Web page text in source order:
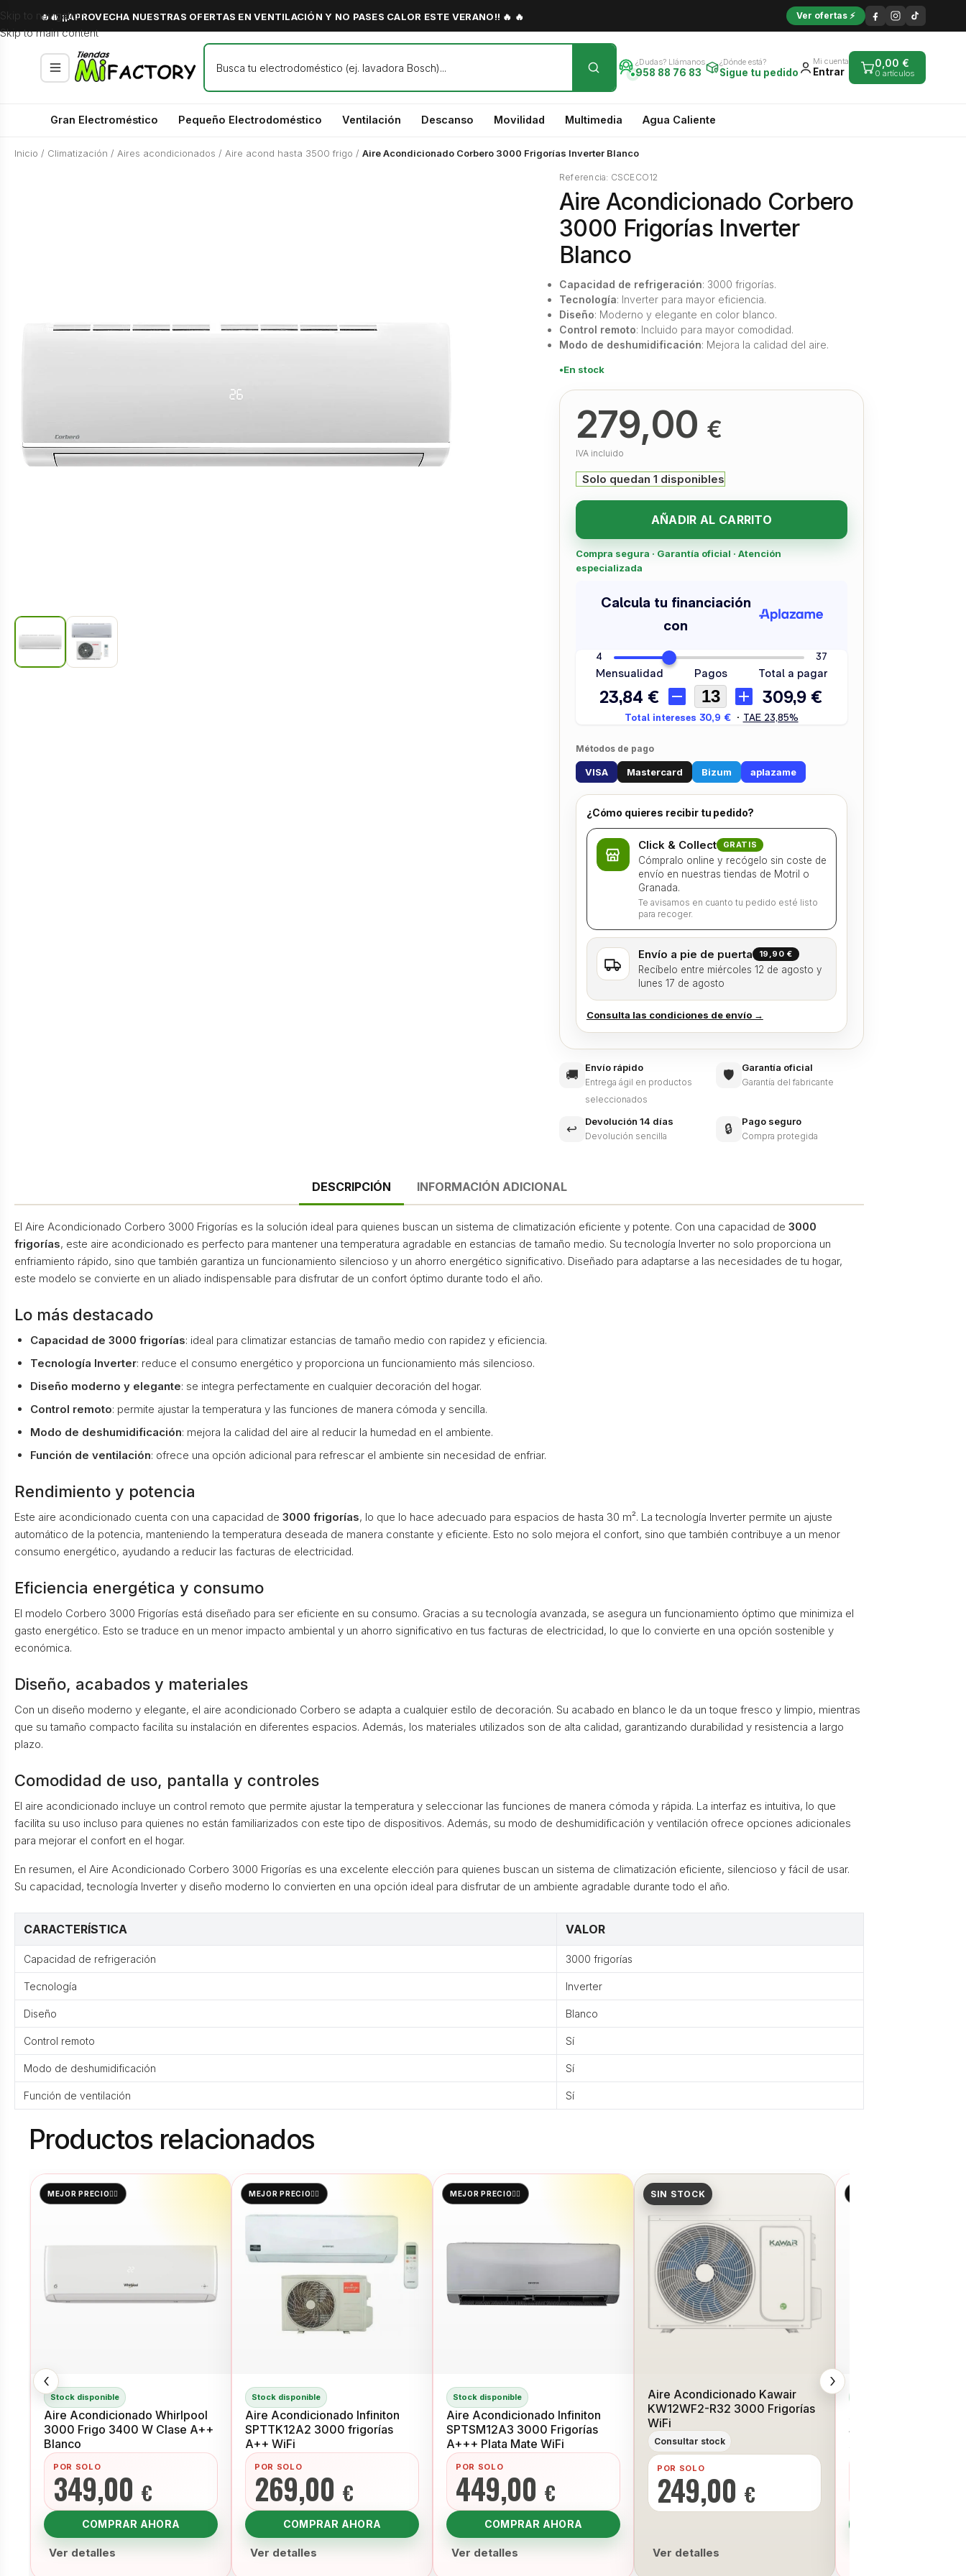
🔥🔥 ¡¡APROVECHA NUESTRAS OFERTAS EN VENTILACIÓN Y NO PASES CALOR ESTE VERANO!! 🔥 🔥 Ver ofertas ⚡
¿Dudas? Llámanos
958 88 76 83
¿Dónde está?
Sigue tu pedido
Mi cuenta
Entrar
0,00 €
0 artículos
Gran Electroméstico Pequeño Electrodoméstico Ventilación Descanso Movilidad Multimedia Agua Caliente
Skip to navigation
Skip to main content
Inicio / Climatización / Aires acondicionados / Aire acond hasta 3500 frigo / Aire Acondicionado Corbero 3000 Frigorías Inverter Blanco
Referencia: CSCECO12
Aire Acondicionado Corbero
3000 Frigorías Inverter
Blanco
Capacidad de refrigeración: 3000 frigorías.
Tecnología: Inverter para mayor eficiencia.
Diseño: Moderno y elegante en color blanco.
Control remoto: Incluido para mayor comodidad.
Modo de deshumidificación: Mejora la calidad del aire.
En stock
279,00 €
IVA incluido
Solo quedan 1 disponibles
AÑADIR AL CARRITO
Compra segura · Garantía oficial · Atención
especializada
Métodos de pago
VISA Mastercard Bizum aplazame
¿Cómo quieres recibir tu pedido?
Click & Collect GRATIS
Cómpralo online y recógelo sin coste de
envío en nuestras tiendas de Motril o
Granada.
Te avisamos en cuanto tu pedido esté listo
para recoger.
Envío a pie de puerta 19,90 €
Recíbelo entre miércoles 12 de agosto y
lunes 17 de agosto
Consulta las condiciones de envío →
🚚 Envío rápido
Entrega ágil en productos
seleccionados
🛡️ Garantía oficial
Garantía del fabricante
↩️ Devolución 14 días
Devolución sencilla 🔒 Pago seguro
Compra protegida
DESCRIPCIÓN INFORMACIÓN ADICIONAL
El Aire Acondicionado Corbero 3000 Frigorías es la solución ideal para quienes buscan un sistema de climatización eficiente y potente. Con una capacidad de 3000
frigorías, este aire acondicionado es perfecto para mantener una temperatura agradable en estancias de tamaño medio. Su tecnología Inverter no solo proporciona un
enfriamiento rápido, sino que también garantiza un funcionamiento silencioso y un ahorro energético significativo. Diseñado para adaptarse a las necesidades de tu hogar,
este modelo se convierte en un aliado indispensable para disfrutar de un confort óptimo durante todo el año.
Lo más destacado
Capacidad de 3000 frigorías: ideal para climatizar estancias de tamaño medio con rapidez y eficiencia.
Tecnología Inverter: reduce el consumo energético y proporciona un funcionamiento más silencioso.
Diseño moderno y elegante: se integra perfectamente en cualquier decoración del hogar.
Control remoto: permite ajustar la temperatura y las funciones de manera cómoda y sencilla.
Modo de deshumidificación: mejora la calidad del aire al reducir la humedad en el ambiente.
Función de ventilación: ofrece una opción adicional para refrescar el ambiente sin necesidad de enfriar.
Rendimiento y potencia
Este aire acondicionado cuenta con una capacidad de 3000 frigorías, lo que lo hace adecuado para espacios de hasta 30 m². La tecnología Inverter permite un ajuste
automático de la potencia, manteniendo la temperatura deseada de manera constante y eficiente. Esto no solo mejora el confort, sino que también contribuye a un menor
consumo energético, ayudando a reducir las facturas de electricidad.
Eficiencia energética y consumo
El modelo Corbero 3000 Frigorías está diseñado para ser eficiente en su consumo. Gracias a su tecnología avanzada, se asegura un funcionamiento óptimo que minimiza el
gasto energético. Esto se traduce en un menor impacto ambiental y un ahorro significativo en tus facturas de electricidad, lo que lo convierte en una opción sostenible y
económica.
Diseño, acabados y materiales
Con un diseño moderno y elegante, el aire acondicionado Corbero se adapta a cualquier estilo de decoración. Su acabado en blanco le da un toque fresco y limpio, mientras
que su tamaño compacto facilita su instalación en diferentes espacios. Además, los materiales utilizados son de alta calidad, garantizando durabilidad y resistencia a largo
plazo.
Comodidad de uso, pantalla y controles
El aire acondicionado incluye un control remoto que permite ajustar la temperatura y seleccionar las funciones de manera cómoda y rápida. La interfaz es intuitiva, lo que
facilita su uso incluso para quienes no están familiarizados con este tipo de dispositivos. Además, su modo de deshumidificación y ventilación ofrece opciones adicionales
para mejorar el confort en el hogar.
En resumen, el Aire Acondicionado Corbero 3000 Frigorías es una excelente elección para quienes buscan un sistema de climatización eficiente, silencioso y fácil de usar.
Su capacidad, tecnología Inverter y diseño moderno lo convierten en una opción ideal para disfrutar de un ambiente agradable durante todo el año.
CARACTERÍSTICA VALOR
Capacidad de refrigeración 3000 frigorías
Tecnología Inverter
Diseño Blanco
Control remoto Sí
Modo de deshumidificación Sí
Función de ventilación Sí
Productos relacionados
‹
MEJOR PRECIO👌🏻
Stock disponible
Aire Acondicionado Whirlpool
3000 Frigo 3400 W Clase A++
Blanco
POR SOLO
349,00 €
COMPRAR AHORA
Ver detalles
MEJOR PRECIO👌🏻
Stock disponible
Aire Acondicionado Infiniton
SPTTK12A2 3000 frigorías
A++ WiFi
POR SOLO
269,00 €
COMPRAR AHORA
Ver detalles
MEJOR PRECIO👌🏻
Stock disponible
Aire Acondicionado Infiniton
SPTSM12A3 3000 Frigorías
A+++ Plata Mate WiFi
POR SOLO
449,00 €
COMPRAR AHORA
Ver detalles
SIN STOCK
Aire Acondicionado Kawair
KW12WF2-R32 3000 Frigorías
WiFi
Consultar stock
POR SOLO
249,00 €
Ver detalles
SPTTN12A3 3000
›